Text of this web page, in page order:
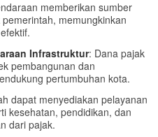
memberikan sumber
memungkinkan
Infrastruktur: Dana pajak
pembangunan dan
pertumbuhan kota.
dapat menyediakan pelayanan
kesehatan, pendidikan, dan
dari pajak.